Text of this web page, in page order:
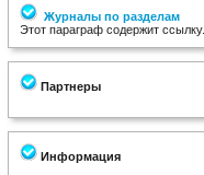
Журналы по разделам
Этот параграф содержит ссылку.
Партнеры
Информация